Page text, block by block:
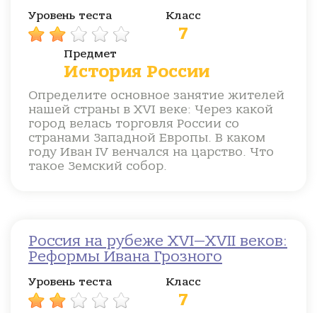
Уровень теста Класс
7
Предмет
История России
Определите основное занятие жителей
нашей страны в XVI веке: Через какой
город велась торговля России со
странами Западной Европы. В каком
году Иван IV венчался на царство. Что
такое Земский собор.
Россия на рубеже XVI—XVII веков:
Реформы Ивана Грозного
Уровень теста Класс
7